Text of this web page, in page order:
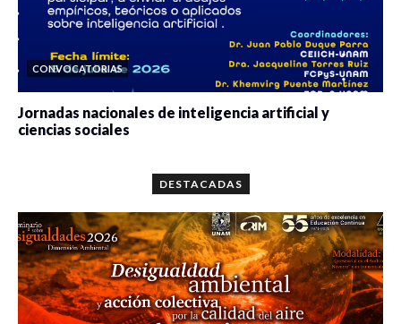
CONVOCATORIAS
Jornadas nacionales de inteligencia artificial y
ciencias sociales
DESTACADAS